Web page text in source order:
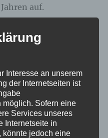
auf.
in Sachen
dramatisch zu
will mehr
Umfragen
der Trend zu
Interesse an unserem
der Internetseiten ist
möglich. Sofern eine
Services unseres
Internetseite in
könnte jedoch eine